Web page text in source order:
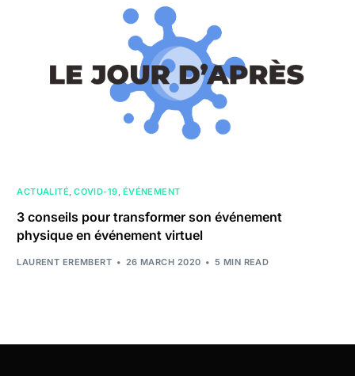
ACTUALITÉ,COVID-19, ÉVÉNEMENT
3 conseils pour transformer son événement
physique en événement virtuel
LAURENT EREMBERT 26 MARCH 2020 5 MIN READ